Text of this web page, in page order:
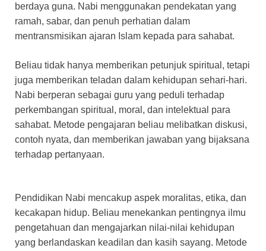
berdaya guna. Nabi menggunakan pendekatan yang
ramah, sabar, dan penuh perhatian dalam
mentransmisikan ajaran Islam kepada para sahabat.
Beliau tidak hanya memberikan petunjuk spiritual, tetapi
juga memberikan teladan dalam kehidupan sehari-hari.
Nabi berperan sebagai guru yang peduli terhadap
perkembangan spiritual, moral, dan intelektual para
sahabat. Metode pengajaran beliau melibatkan diskusi,
contoh nyata, dan memberikan jawaban yang bijaksana
terhadap pertanyaan.
Pendidikan Nabi mencakup aspek moralitas, etika, dan
kecakapan hidup. Beliau menekankan pentingnya ilmu
pengetahuan dan mengajarkan nilai-nilai kehidupan
yang berlandaskan keadilan dan kasih sayang. Metode